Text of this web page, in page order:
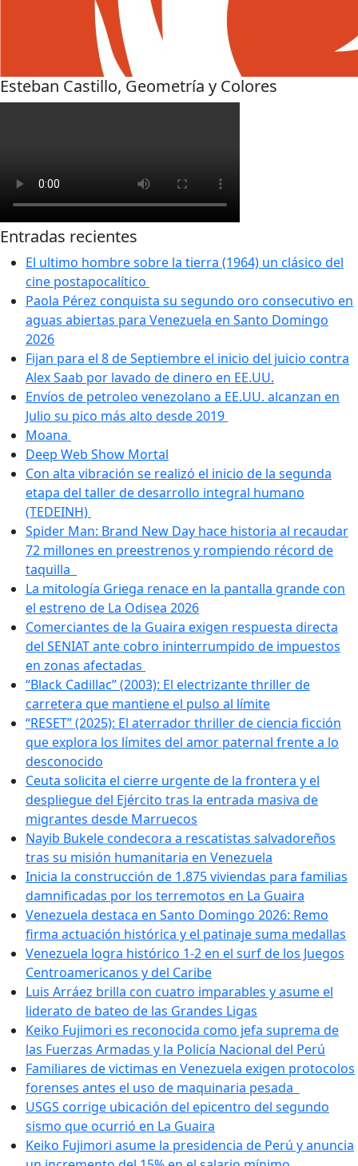
Esteban Castillo, Geometría y Colores
Entradas recientes
El ultimo hombre sobre la tierra (1964) un clásico del
cine postapocalítico
Paola Pérez conquista su segundo oro consecutivo en
aguas abiertas para Venezuela en Santo Domingo
2026
Fijan para el 8 de Septiembre el inicio del juicio contra
Alex Saab por lavado de dinero en EE.UU.
Envíos de petroleo venezolano a EE.UU. alcanzan en
Julio su pico más alto desde 2019
Moana
Deep Web Show Mortal
Con alta vibración se realizó el inicio de la segunda
etapa del taller de desarrollo integral humano
(TEDEINH)
Spider Man: Brand New Day hace historia al recaudar
72 millones en preestrenos y rompiendo récord de
taquilla
La mitología Griega renace en la pantalla grande con
el estreno de La Odisea 2026
Comerciantes de la Guaira exigen respuesta directa
del SENIAT ante cobro ininterrumpido de impuestos
en zonas afectadas
“Black Cadillac” (2003): El electrizante thriller de
carretera que mantiene el pulso al límite
“RESET” (2025): El aterrador thriller de ciencia ficción
que explora los límites del amor paternal frente a lo
desconocido
Ceuta solicita el cierre urgente de la frontera y el
despliegue del Ejército tras la entrada masiva de
migrantes desde Marruecos
Nayib Bukele condecora a rescatistas salvadoreños
tras su misión humanitaria en Venezuela
Inicia la construcción de 1.875 viviendas para familias
damnificadas por los terremotos en La Guaira
Venezuela destaca en Santo Domingo 2026: Remo
firma actuación histórica y el patinaje suma medallas
Venezuela logra histórico 1-2 en el surf de los Juegos
Centroamericanos y del Caribe
Luis Arráez brilla con cuatro imparables y asume el
liderato de bateo de las Grandes Ligas
Keiko Fujimori es reconocida como jefa suprema de
las Fuerzas Armadas y la Policía Nacional del Perú
Familiares de victimas en Venezuela exigen protocolos
forenses antes el uso de maquinaria pesada
USGS corrige ubicación del epicentro del segundo
sismo que ocurrió en La Guaira
Keiko Fujimori asume la presidencia de Perú y anuncia